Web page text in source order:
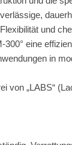
und
300° eine
in
von „LABS“